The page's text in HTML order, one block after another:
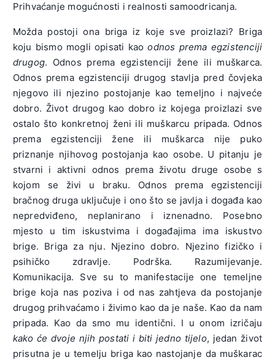
Prihvaćanje mogućnosti i realnosti samoodricanja.
Možda postoji ona briga iz koje sve proizlazi? Briga
koju bismo mogli opisati kaoodnos prema egzistenciji
drugog. Odnos prema egzistenciji žene ili muškarca.
Odnos prema egzistenciji drugog stavlja pred čovjeka
njegovo ili njezino postojanje kao temeljno i najveće
dobro. Život drugog kao dobro iz kojega proizlazi sve
ostalo što konkretnoj ženi ili muškarcu pripada. Odnos
prema egzistenciji žene ili muškarca nije puko
priznanje njihovog postojanja kao osobe. U pitanju je
stvarni i aktivni odnos prema životu druge osobe s
kojom se živi u braku. Odnos prema egzistenciji
bračnog druga uključuje i ono što se javlja i događa kao
nepredviđeno, neplanirano i iznenadno. Posebno
mjesto u tim iskustvima i događajima ima iskustvo
brige. Briga za nju. Njezino dobro. Njezino fizičko i
psihičko zdravlje. Podrška. Razumijevanje.
Komunikacija. Sve su to manifestacije one temeljne
brige koja nas poziva i od nas zahtjeva da postojanje
drugog prihvaćamo i živimo kao da je naše. Kao da nam
pripada. Kao da smo mu identični. I u onom izričaju
kako će dvoje njih postati i biti jedno tijelo, jedan život
prisutna je u temelju briga kao nastojanje da muškarac